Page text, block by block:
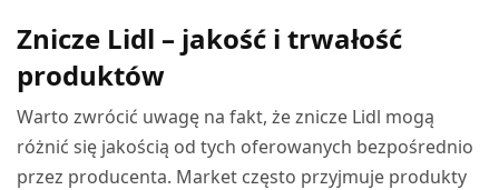
Znicze Lidl – jakość i trwałość
produktów
Warto zwrócić uwagę na fakt, że znicze Lidl mogą
różnić się jakością od tych oferowanych bezpośrednio
przez producenta. Market często przyjmuje produkty